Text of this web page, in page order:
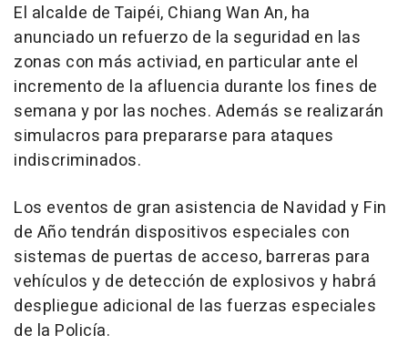
El alcalde de Taipéi, Chiang Wan An, ha
anunciado un refuerzo de la seguridad en las
zonas con más activiad, en particular ante el
incremento de la afluencia durante los fines de
semana y por las noches. Además se realizarán
simulacros para prepararse para ataques
indiscriminados.
Los eventos de gran asistencia de Navidad y Fin
de Año tendrán dispositivos especiales con
sistemas de puertas de acceso, barreras para
vehículos y de detección de explosivos y habrá
despliegue adicional de las fuerzas especiales
de la Policía.